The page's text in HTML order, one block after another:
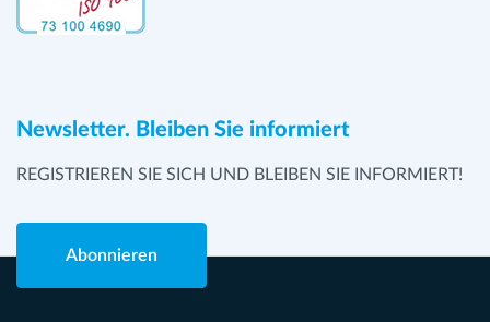
Newsletter. Bleiben Sie informiert
REGISTRIEREN SIE SICH UND BLEIBEN SIE INFORMIERT!
Abonnieren